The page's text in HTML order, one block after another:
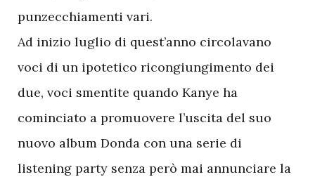
punzecchiamenti vari.
Ad inizio luglio di quest’anno circolavano
voci di un ipotetico ricongiungimento dei
due, voci smentite quando Kanye ha
cominciato a promuovere l’uscita del suo
nuovo album Donda con una serie di
listening party senza però mai annunciare la